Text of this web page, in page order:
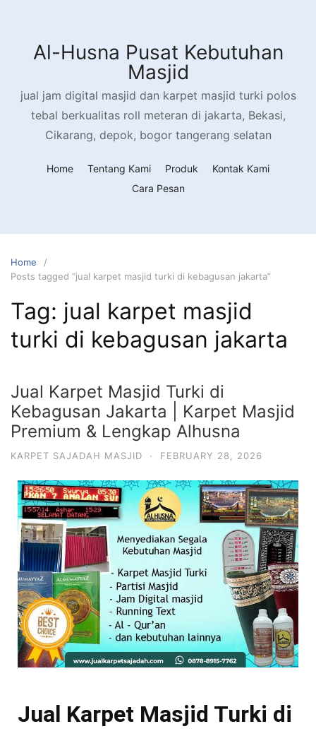
Al-Husna Pusat Kebutuhan
Masjid
jual jam digital masjid dan karpet masjid turki polos
tebal berkualitas roll meteran di jakarta, Bekasi,
Cikarang, depok, bogor tangerang selatan
Home Tentang Kami Produk
Kontak Kami
Cara Pesan
Home
Posts tagged “jual karpet masjid turki di kebagusan jakarta”
Tag: jual karpet masjid
turki di kebagusan jakarta
Jual Karpet Masjid Turki di
Kebagusan Jakarta | Karpet Masjid
Premium & Lengkap Alhusna
KARPET SAJADAH MASJID · FEBRUARY 28, 2026
Jual Karpet Masjid Turki di